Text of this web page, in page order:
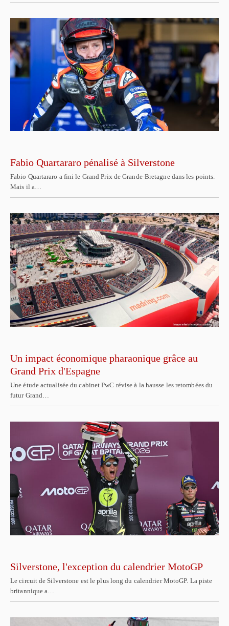
Fabio Quartararo pénalisé à Silverstone
Fabio Quartararo a fini le Grand Prix de Grande-Bretagne dans les points.
Mais il a…
Un impact économique pharaonique grâce au
Grand Prix d'Espagne
Une étude actualisée du cabinet PwC révise à la hausse les retombées du
futur Grand…
Silverstone, l'exception du calendrier MotoGP
Le circuit de Silverstone est le plus long du calendrier MotoGP. La piste
britannique a…